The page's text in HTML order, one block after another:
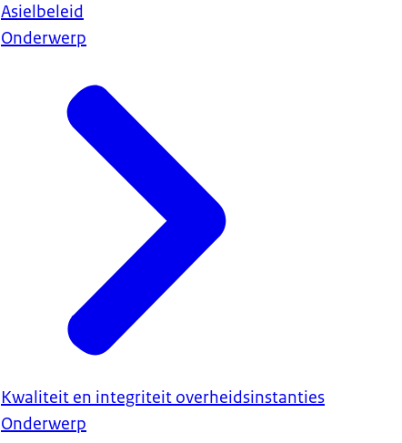
Asielbeleid
Onderwerp
Kwaliteit en integriteit overheidsinstanties
Onderwerp